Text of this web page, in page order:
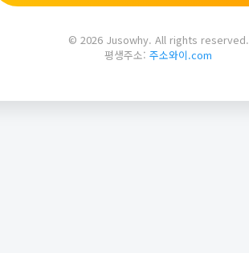
© 2026 Jusowhy. All rights reserved.
평생주소: 주소와이.com